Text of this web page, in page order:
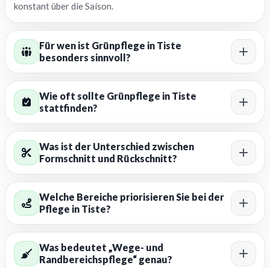
konstant über die Saison.
Für wen ist Grünpflege in Tiste
besonders sinnvoll?
Wie oft sollte Grünpflege in Tiste
stattfinden?
Was ist der Unterschied zwischen
Formschnitt und Rückschnitt?
Welche Bereiche priorisieren Sie bei der
Pflege in Tiste?
Was bedeutet „Wege- und
Randbereichspflege“ genau?